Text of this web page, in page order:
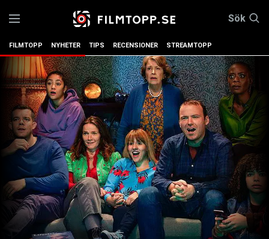
Sök
FILMTOPP NYHETER TIPS RECENSIONER STREAMTOPP